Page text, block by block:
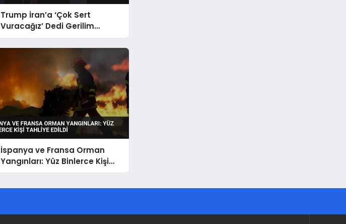
Trump İran’a ‘Çok Sert
Vuracağız’ Dedi Gerilim
Tırmanıyor
İspanya ve Fransa Orman
Yangınları: Yüz Binlerce Kişi
Tahliye Edildi